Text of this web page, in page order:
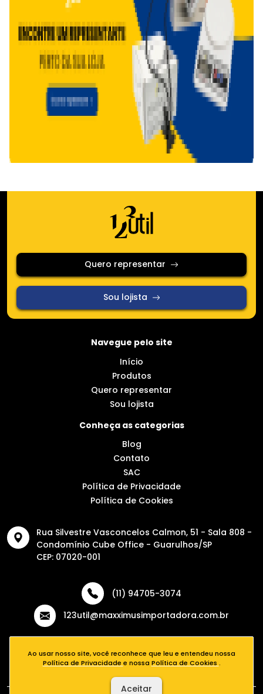
Quero representar
Sou lojista
Navegue pelo site
Início
Produtos
Quero representar
Sou lojista
Conheça as categorias
Blog
Contato
SAC
Política de Privacidade
Política de Cookies
Rua Silvestre Vasconcelos Calmon, 51 - Sala 808 -
Condomínio Cube Office - Guarulhos/SP
CEP: 07020-001
(11) 94705-3074
123util@maxximusimportadora.com.br
Ao usar nosso site, você reconhece que leu e entendeu nossa
Política de Privacidade e nossa Política de Cookies .
Aceitar